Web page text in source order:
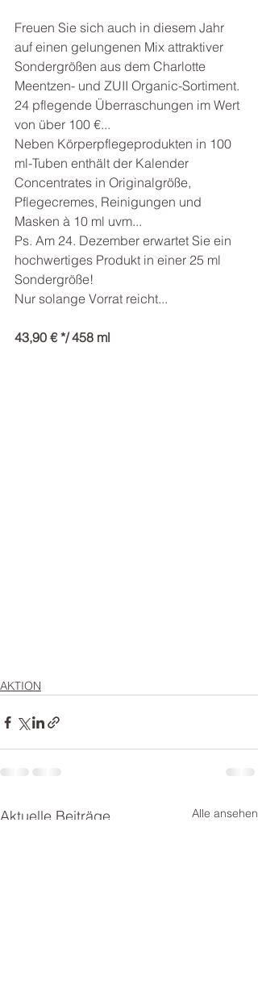
Freuen Sie sich auch in diesem Jahr
auf einen gelungenen Mix attraktiver
Sondergrößen aus dem Charlotte
Meentzen- und ZUII Organic-Sortiment.
24 pflegende Überraschungen im Wert
von über 100 €...
Neben Körperpflegeprodukten in 100
ml-Tuben enthält der Kalender
Concentrates in Originalgröße,
Pflegecremes, Reinigungen und
Masken à 10 ml uvm...
Ps. Am 24. Dezember erwartet Sie ein
hochwertiges Produkt in einer 25 ml
Sondergröße!
Nur solange Vorrat reicht...
43,90 € */ 458 ml
AKTION
Aktuelle Beiträge Alle ansehen